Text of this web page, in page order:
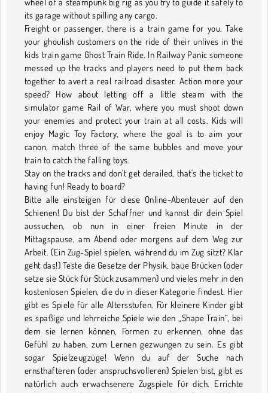
its garage without spilling any cargo.
Freight or passenger, there is a train game for you. Take
your ghoulish customers on the ride of their unlives in the
kids train game Ghost Train Ride. In Railway Panic someone
messed up the tracks and players need to put them back
together to avert a real railroad disaster. Action more your
speed? How about letting off a little steam with the
simulator game Rail of War, where you must shoot down
your enemies and protect your train at all costs. Kids will
enjoy Magic Toy Factory, where the goal is to aim your
canon, match three of the same bubbles and move your
train to catch the falling toys.
Stay on the tracks and don't get derailed, that's the ticket to
having fun! Ready to board?
Bitte alle einsteigen für diese Online-Abenteuer auf den
Schienen! Du bist der Schaffner und kannst dir dein Spiel
aussuchen, ob nun in einer freien Minute in der
Mittagspause, am Abend oder morgens auf dem Weg zur
Arbeit. (Ein Zug-Spiel spielen, während du im Zug sitzt? Klar
geht das!) Teste die Gesetze der Physik, baue Brücken (oder
setze sie Stück für Stück zusammen) und vieles mehr in den
kostenlosen Spielen, die du in dieser Kategorie findest. Hier
gibt es Spiele für alle Altersstufen. Für kleinere Kinder gibt
es spaßige und lehrreiche Spiele wie den „Shape Train“, bei
dem sie lernen können, Formen zu erkennen, ohne das
Gefühl zu haben, zum Lernen gezwungen zu sein. Es gibt
sogar Spielzeugzüge! Wenn du auf der Suche nach
ernsthafteren (oder anspruchsvolleren) Spielen bist, gibt es
natürlich auch erwachsenere Zugspiele für dich. Errichte